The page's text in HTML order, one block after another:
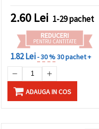
de toamnă și creații
handmade
2.60 Lei 1-29 pachet
REDUCERI
PENTRU CANTITATE
1.82 Lei- 30 %30 pachet +
ADAUGA IN COS